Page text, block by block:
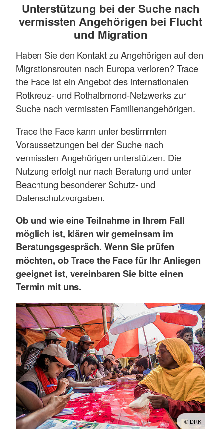
Unterstützung bei der Suche nach
vermissten Angehörigen bei Flucht
und Migration
Haben Sie den Kontakt zu Angehörigen auf den
Migrationsrouten nach Europa verloren? Trace
the Face ist ein Angebot des internationalen
Rotkreuz- und Rothalbmond-Netzwerks zur
Suche nach vermissten Familienangehörigen.
Trace the Face kann unter bestimmten
Voraussetzungen bei der Suche nach
vermissten Angehörigen unterstützen. Die
Nutzung erfolgt nur nach Beratung und unter
Beachtung besonderer Schutz- und
Datenschutzvorgaben.
Ob und wie eine Teilnahme in Ihrem Fall
möglich ist, klären wir gemeinsam im
Beratungsgespräch. Wenn Sie prüfen
möchten, ob Trace the Face für Ihr Anliegen
geeignet ist, vereinbaren Sie bitte einen
Termin mit uns.
© DRK